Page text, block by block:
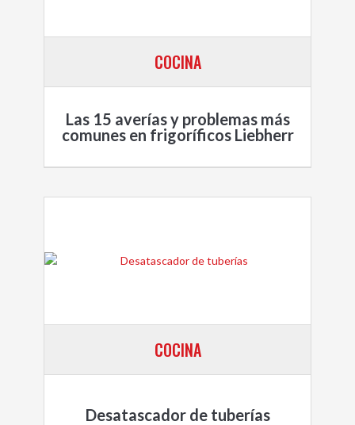
COCINA
Las 15 averías y problemas más
comunes en frigoríficos Liebherr
COCINA
Desatascador de tuberías